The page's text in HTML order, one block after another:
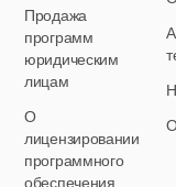
Продажа
программ
юридическим
лицам
О
лицензировании
программного
обеспечения